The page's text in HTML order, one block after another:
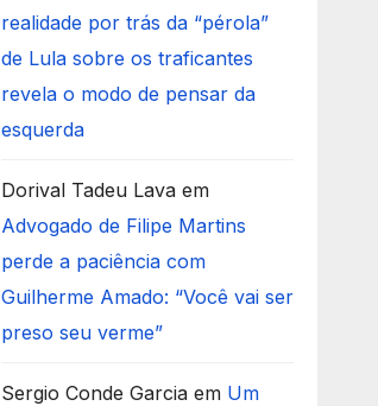
realidade por trás da “pérola”
de Lula sobre os traficantes
revela o modo de pensar da
esquerda
Dorival Tadeu Lavaem
Advogado de Filipe Martins
perde a paciência com
Guilherme Amado: “Você vai ser
preso seu verme”
Sergio Conde Garciaem Um